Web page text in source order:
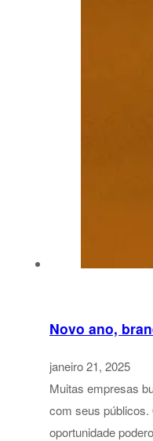
Novo ano,
janeiro 21, 2025
Muitas empresas
com seus
oportunidade